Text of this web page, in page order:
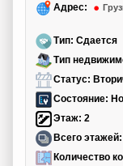
Адрес:
Тип: Сдается
Тип
Статус:
Состояние:
Этаж: 2
Всего этажей:
Количество